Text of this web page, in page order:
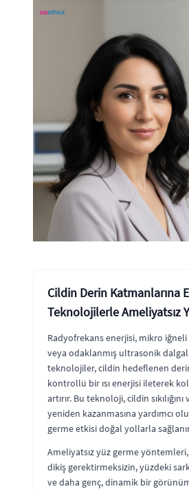
Cildin Derin Katmanlarına
Teknolojilerle Ameliyatsız
Radyofrekans enerjisi, mikro
veya odaklanmış ultrasonik
teknolojiler, cildin hedeflenen
kontrollü bir ısı enerjisi ileterek
artırır. Bu teknoloji, cildin
yeniden kazanmasına yardımcı
germe etkisi doğal yollarla
Ameliyatsız yüz germe
dikiş gerektirmeksizin, yüzdeki
ve daha genç, dinamik bir